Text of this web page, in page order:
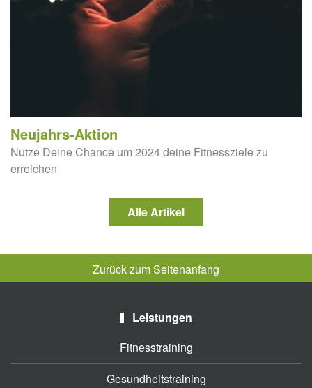
Neujahrs-Aktion
Nutze Deine Chance um 2024 deine Fitnessziele zu
erreichen
Alle Artikel
Zurück zum Seitenanfang
Leistungen
Fitnesstraining
Gesundheitstraining